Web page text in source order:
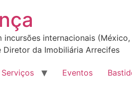
internacionais
Diretor da Imobiliária Arrecifes
Serviços Eventos